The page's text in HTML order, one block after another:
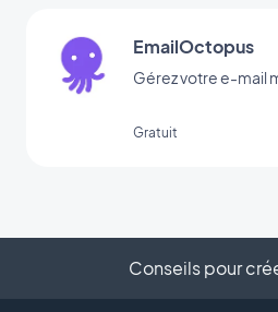
EmailOctopus
Gérez votre e-mail
Gratuit
Conseils pour